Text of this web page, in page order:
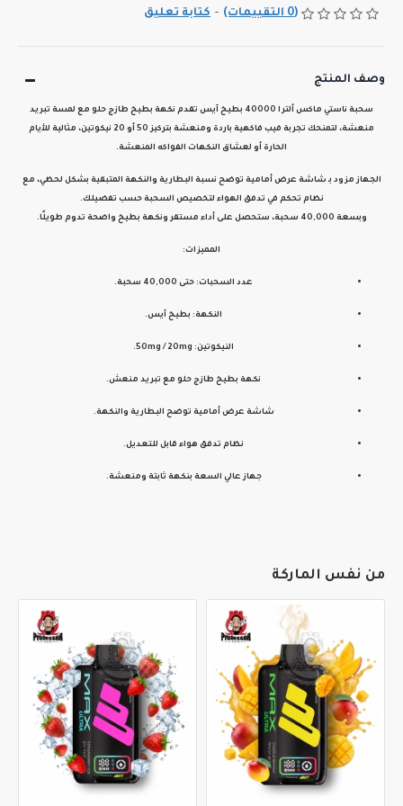
(0 التقييمات) - كتابة تعليق
وصف المنتج
سحبة ناستي ماكس ألترا 40000 بطيخ آيس تقدم نكهة بطيخ طازج حلو مع لمسة تبريد
منعشة، لتمنحك تجربة فيب فاكهية باردة ومنعشة بتركيز 50 أو 20 نيكوتين ، مثالية للأيام
الحارة أو لعشاق النكهات الفواكه المنعشة.
الجهاز مزود بـ شاشة عرض أمامية توضح نسبة البطارية والنكهة المتبقية بشكل لحظي، مع
نظام تحكم في تدفق الهواء لتخصيص السحبة حسب تفضيلك.
وبسعة 40,000 سحبة ، ستحصل على أداء مستقر ونكهة بطيخ واضحة تدوم طويلًا.
المميزات:
عدد السحبات: حتى 40,000 سحبة.
النكهة: بطيخ آيس.
النيكوتين: 50mg / 20mg.
نكهة بطيخ طازج حلو مع تبريد منعش.
شاشة عرض أمامية توضح البطارية والنكهة.
نظام تدفق هواء قابل للتعديل.
جهاز عالي السعة بنكهة ثابتة ومنعشة.
من نفس الماركة